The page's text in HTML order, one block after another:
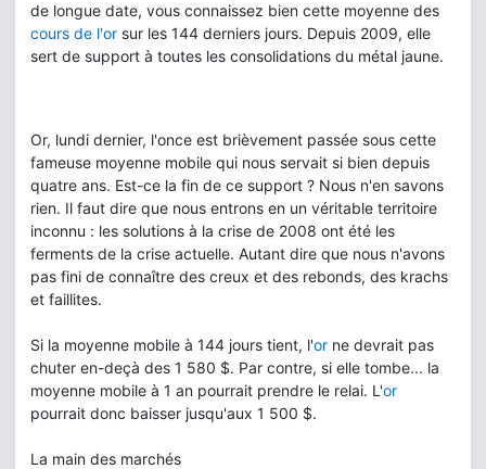
de longue date, vous connaissez bien cette moyenne des
cours de l'or sur les 144 derniers jours. Depuis 2009, elle
sert de support à toutes les consolidations du métal jaune.
Or, lundi dernier, l'once est brièvement passée sous cette
fameuse moyenne mobile qui nous servait si bien depuis
quatre ans. Est-ce la fin de ce support ? Nous n'en savons
rien. Il faut dire que nous entrons en un véritable territoire
inconnu : les solutions à la crise de 2008 ont été les
ferments de la crise actuelle. Autant dire que nous n'avons
pas fini de connaître des creux et des rebonds, des krachs
et faillites.
Si la moyenne mobile à 144 jours tient, l'or ne devrait pas
chuter en-deçà des 1 580 $. Par contre, si elle tombe... la
moyenne mobile à 1 an pourrait prendre le relai. L'or
pourrait donc baisser jusqu'aux 1 500 $.
La main des marchés